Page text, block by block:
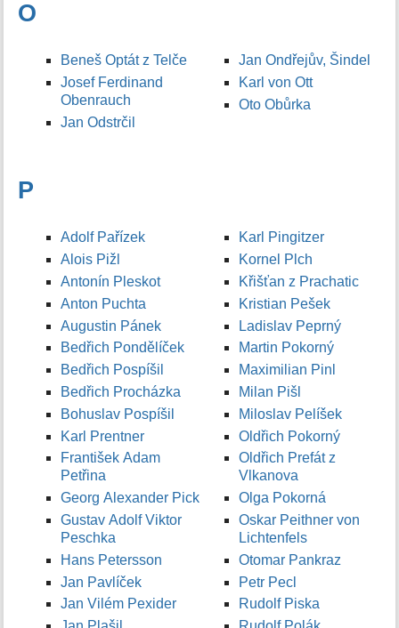
O
Beneš Optát z Telče
Josef Ferdinand
Obenrauch
Jan Odstrčil
Jan Ondřejův, Šindel
Karl von Ott
Oto Obůrka
P
Adolf Pařízek
Alois Pižl
Antonín Pleskot
Anton Puchta
Augustin Pánek
Bedřich Pondělíček
Bedřich Pospíšil
Bedřich Procházka
Bohuslav Pospíšil
Karl Prentner
František Adam
Petřina
Georg Alexander Pick
Gustav Adolf Viktor
Peschka
Hans Petersson
Jan Pavlíček
Jan Vilém Pexider
Karl Pingitzer
Kornel Plch
Křišťan z Prachatic
Kristian Pešek
Ladislav Peprný
Martin Pokorný
Maximilian Pinl
Milan Pišl
Miloslav Pelíšek
Oldřich Pokorný
Oldřich Prefát z
Vlkanova
Olga Pokorná
Oskar Peithner von
Lichtenfels
Otomar Pankraz
Petr Pecl
Rudolf Piska